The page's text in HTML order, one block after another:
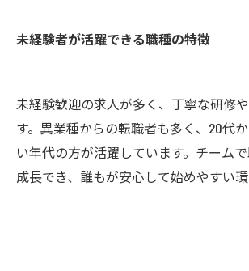
未経験者が活躍できる職種の特徴
未経験歓迎の求人が多く、丁寧な研修や
す。異業種からの転職者も多く、20代
い年代の方が活躍しています。チーム
成長でき、誰もが安心して始めやすい環